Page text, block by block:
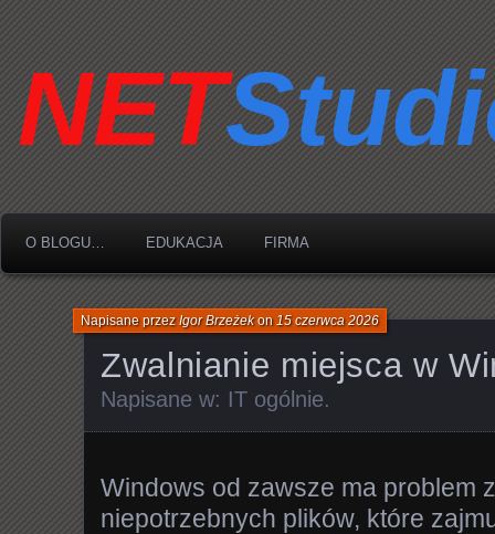
O BLOGU… EDUKACJA FIRMA
Zwalnianie miejsca w
Napisane przezIgor Brzeżekon15 czerwca 2026
Napisane w: IT ogólnie.
Windows od zawsze ma problem
niepotrzebnych plików, które